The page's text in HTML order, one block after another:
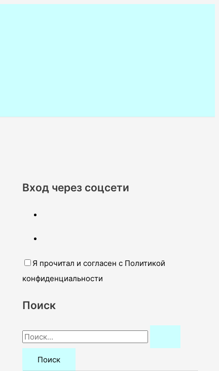
Вход через соцсети
Я прочитал и согласен с Политикой
конфиденциальности
Поиск
П
о